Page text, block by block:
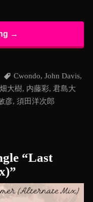
→
Cwondo, John Davis,
大樹, 内藤彩, 君島大
彦, 須田洋次郎
“Last